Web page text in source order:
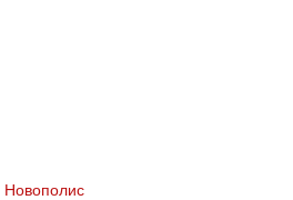
Новополис